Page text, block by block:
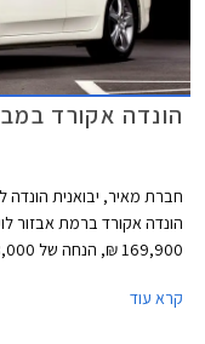
הונדה אקורד
חברת מאיר, יבואנית
קרא עוד